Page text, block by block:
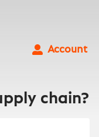
Account
chain?